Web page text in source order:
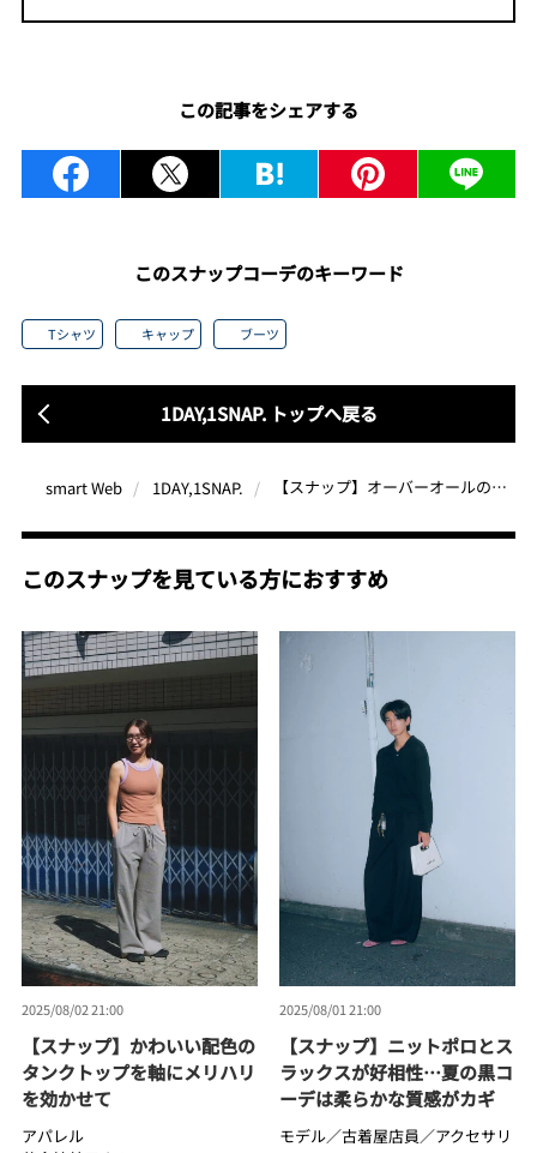
この記事をシェアする
このスナップコーデのキーワード
Tシャツ キャップ ブーツ
1DAY,1SNAP. トップへ戻る
smart Web 1DAY,1SNAP. 【スナップ】オーバーオールの着こなし好例！他アイテムの色と柄で変化を
このスナップを見ている方におすすめ
2025/08/02 21:00
【スナップ】かわいい配色の
タンクトップを軸にメリハリ
を効かせて
アパレル
2025/08/01 21:00
【スナップ】ニットポロとス
ラックスが好相性…夏の黒コ
ーデは柔らかな質感がカギ
モデル／古着屋店員／アクセサリ